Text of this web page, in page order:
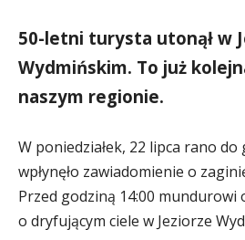
50-letni turysta utonął w
Wydmińskim. To już
naszym regionie.
W poniedziałek, 22 lipca rano
wpłynęło zawiadomienie o
Przed godziną 14:00
o dryfującym ciele w Jeziorze